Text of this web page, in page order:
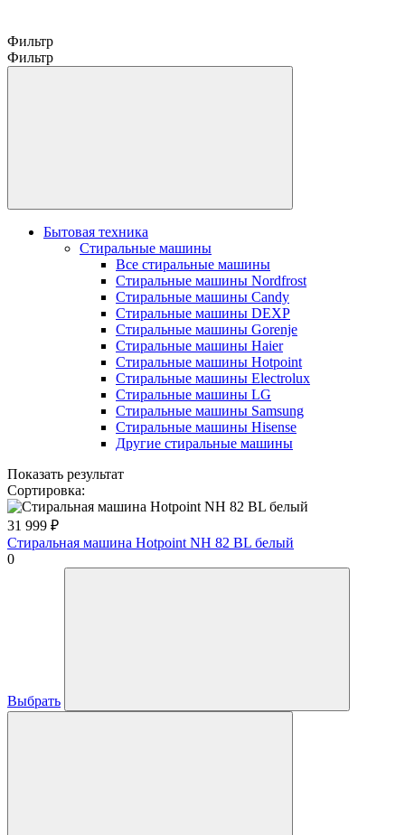
Фильтр
Фильтр
Бытовая техника
Стиральные машины
Все стиральные машины
Стиральные машины Nordfrost
Стиральные машины Candy
Стиральные машины DEXP
Стиральные машины Gorenje
Стиральные машины Haier
Стиральные машины Hotpoint
Стиральные машины Electrolux
Стиральные машины LG
Стиральные машины Samsung
Стиральные машины Hisense
Другие стиральные машины
Показать результат
Сортировка:
31 999 ₽
Стиральная машина Hotpoint NH 82 BL белый
0
Выбрать